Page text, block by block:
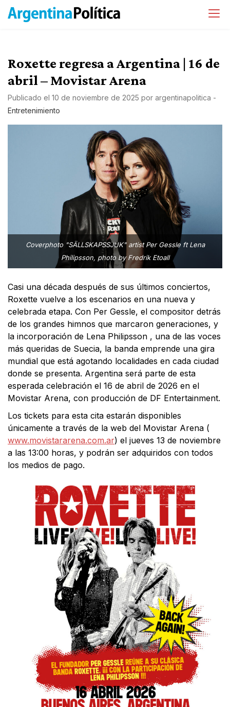
Roxette regresa a Argentina | 16 de
abril – Movistar Arena
Publicado el 10 de noviembre de 2025 por argentinapolitica -
Entretenimiento
Coverphoto "SÄLLSKAPSSJUK" artist Per Gessle ft Lena
Philipsson, photo by Fredrik Etoall
Casi una década después de sus últimos conciertos,
Roxette vuelve a los escenarios en una nueva y
celebrada etapa. Con Per Gessle, el compositor detrás
de los grandes himnos que marcaron generaciones, y
la incorporación de Lena Philipsson , una de las voces
más queridas de Suecia, la banda emprende una gira
mundial que está agotando localidades en cada ciudad
donde se presenta. Argentina será parte de esta
esperada celebración el 16 de abril de 2026 en el
Movistar Arena, con producción de DF Entertainment.
Los tickets para esta cita estarán disponibles
únicamente a través de la web del Movistar Arena (
www.movistararena.com.ar) el jueves 13 de noviembre
a las 13:00 horas, y podrán ser adquiridos con todos
los medios de pago.